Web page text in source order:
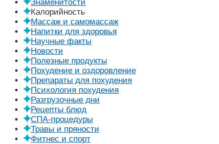
Знаменитости
Калорийность
Массаж и самомассаж
Напитки для здоровья
Научные факты
Новости
Полезные продукты
Похудение и оздоровление
Препараты для похудения
Психология похудения
Разгрузочные дни
Рецепты блюд
СПА-процедуры
Травы и пряности
Фитнес и спорт